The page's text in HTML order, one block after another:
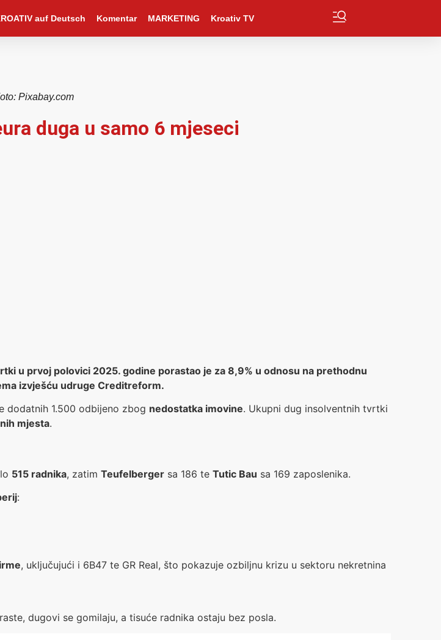
auf Deutsch Komentar MARKETING Kroativ TV
Pixabay.com
duga u samo 6 mjeseci
u prvoj polovici 2025. godine porastao je za 8,9% u odnosu na prethodnu
izvješću udruge Creditreform.
dodatnih 1.500 odbijeno zbog nedostatka imovine. Ukupni dug insolventnih tvrtki
mjesta.
515 radnika, zatim Teufelberger sa 186 te Tutic Bau sa 169 zaposlenika.
:
, uključujući i 6B47 te GR Real, što pokazuje ozbiljnu krizu u sektoru nekretnina
dugovi se gomilaju, a tisuće radnika ostaju bez posla.